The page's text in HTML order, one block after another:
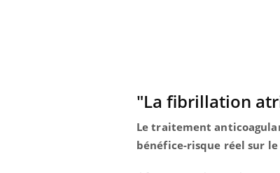
"La fibrillation
Le traitement
bénéfice-risque réel sur